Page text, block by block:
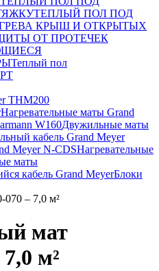
ТЕПЛЫЙ ПОЛ ПОД
КРЫШ И ОТКРЫТЫХ
ОТ ПРОТЕЧЕК
Теплый пол
THM200
Нагревательные маты Grand
W160Двужильные маты
кабель Grand Meyer
Meyer N-CDSНагревательные
маты
кабель Grand MeyerБлоки
070 – 7,0 м²
мат
м²